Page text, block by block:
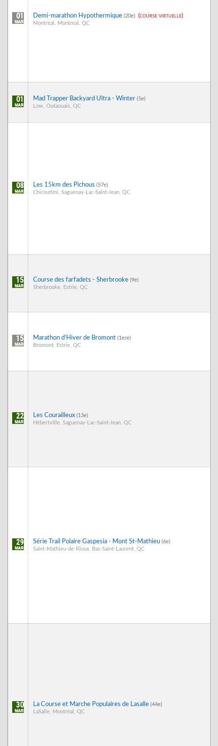
01 Demi-marathon Hypothermique (20e) (course virtuelle)
Montréal, Montréal, QC
01 Mad Trapper Backyard Ultra - Winter (5e)
Low, Outaouais, QC
08 Les 15km des Pichous (57e)
Chicoutimi, Saguenay-Lac-Saint-Jean, QC
15 Course des farfadets - Sherbrooke (9e)
Sherbrooke, Estrie, QC
15 Marathon d'Hiver de Bromont (1ere)
Bromont, Estrie, QC
22 Les Courailleux (13e)
Hébertville, Saguenay-Lac-Saint-Jean, QC
29 Série Trail Polaire Gaspesia - Mont St-Mathieu (6e)
Saint-Mathieu-de-Rioux, Bas-Saint-Laurent, QC
30 La Course et Marche Populaires de Lasalle (44e)
LaSalle, Montréal, QC